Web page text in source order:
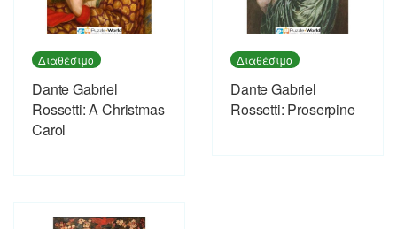
Διαθέσιμο
Dante Gabriel
Rossetti: A Christmas
Carol
Διαθέσιμο
Dante Gabriel
Rossetti: Proserpine